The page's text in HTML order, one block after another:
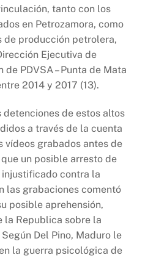
tanto con los
en Petrozamora, como
de producción petrolera,
Ejecutiva de
PDVSA – Punta de Mata
2014 y 2017 (13).
detenciones de estos altos
a través de la cuenta
vídeos grabados antes de
un posible arresto de
contra la
las grabaciones comentó
posible aprehensión,
la Republica sobre la
Del Pino, Maduro le
la guerra psicológica de